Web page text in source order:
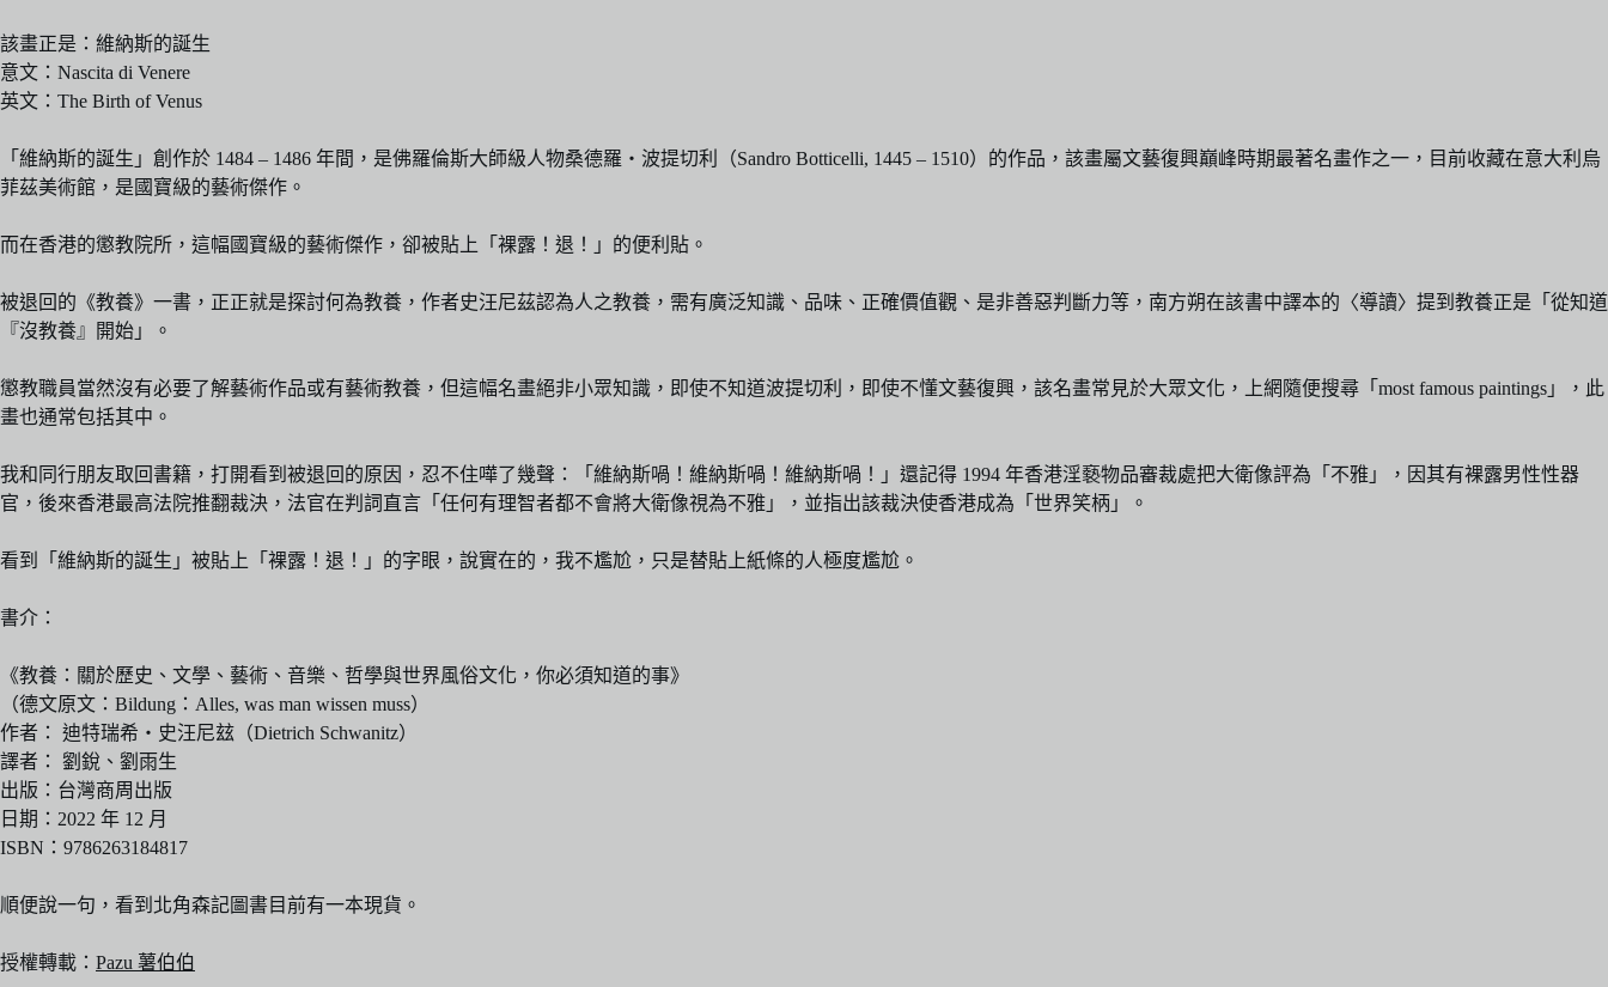
該畫正是：維納斯的誕生
意文：Nascita di Venere
英文：The Birth of Venus
「維納斯的誕生」創作於 1484 – 1486 年間，是佛羅倫斯大師級人物桑德羅‧波提切利（Sandro Botticelli, 1445 – 1510）的作品，該畫屬文藝復興巔峰時期最著名畫作之一，目前收藏在意大利烏
菲茲美術館，是國寶級的藝術傑作。
而在香港的懲教院所，這幅國寶級的藝術傑作，卻被貼上「裸露！退！」的便利貼。
被退回的《教養》一書，正正就是探討何為教養，作者史汪尼茲認為人之教養，需有廣泛知識、品味、正確價值觀、是非善惡判斷力等，南方朔在該書中譯本的〈導讀〉提到教養正是「從知道
『沒教養』開始」。
懲教職員當然沒有必要了解藝術作品或有藝術教養，但這幅名畫絕非小眾知識，即使不知道波提切利，即使不懂文藝復興，該名畫常見於大眾文化，上網隨便搜尋「most famous paintings」，此
畫也通常包括其中。
我和同行朋友取回書籍，打開看到被退回的原因，忍不住嘩了幾聲：「維納斯喎！維納斯喎！維納斯喎！」還記得 1994 年香港淫褻物品審裁處把大衛像評為「不雅」，因其有裸露男性性器
官，後來香港最高法院推翻裁決，法官在判詞直言「任何有理智者都不會將大衛像視為不雅」，並指出該裁決使香港成為「世界笑柄」。
看到「維納斯的誕生」被貼上「裸露！退！」的字眼，說實在的，我不尷尬，只是替貼上紙條的人極度尷尬。
書介：
《教養：關於歷史、文學、藝術、音樂、哲學與世界風俗文化，你必須知道的事》
（德文原文：Bildung：Alles, was man wissen muss）
作者： 迪特瑞希‧史汪尼玆（Dietrich Schwanitz）
譯者： 劉銳、劉雨生
出版：台灣商周出版
日期：2022 年 12 月
ISBN：9786263184817
順便說一句，看到北角森記圖書目前有一本現貨。
授權轉載： Pazu 薯伯伯